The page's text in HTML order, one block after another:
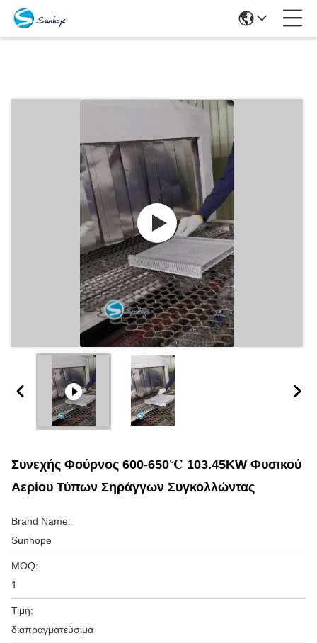
Συνεχής Φούρνος 600-650℃ 103.45KW Φυσικού
Αερίου Τύπων Σηράγγων Συγκολλώντας
Brand Name:
Sunhope
MOQ:
1
Τιμή:
διαπραγματεύσιμα